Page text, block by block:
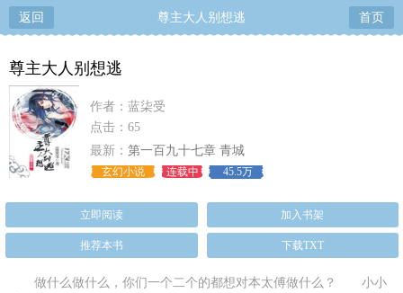
返回 尊主大人别想逃 首页
尊主大人别想逃
作者：蓝柒受
点击：65
最新： 第一百九十七章 青城
玄幻小说 连载中 45.5万
立即阅读 加入书架
推荐本书 下载TXT
做什么做什么，你们一个二个的都想对本太傅做什么？ 小小